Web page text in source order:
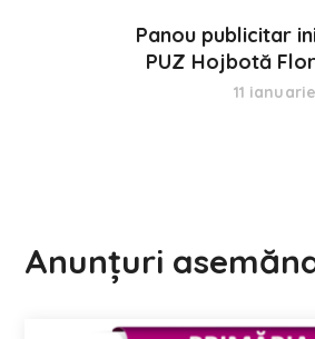
Panou publicitar
PUZ Hojbotă
11
Anunțuri